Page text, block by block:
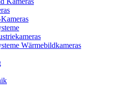
Wärmebildkameras